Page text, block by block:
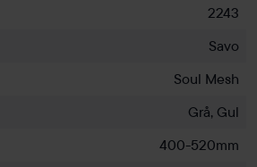
2243
Savo
Soul Mesh
Grå, Gul
400-520mm